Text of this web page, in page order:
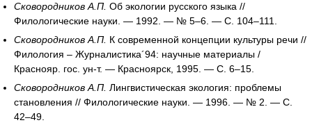
Сковородников А.П. Об экологии русского языка //
Филологические науки. — 1992. — № 5–6. — С. 104–111.
Сковородников А.П. К современной концепции культуры речи //
Филология – Журналистика´94: научные материалы /
Краснояр. гос. ун-т. — Красноярск, 1995. — С. 6–15.
Сковородников А.П. Лингвистическая экология: проблемы
становления // Филологические науки. — 1996. — № 2. — С.
42–49.